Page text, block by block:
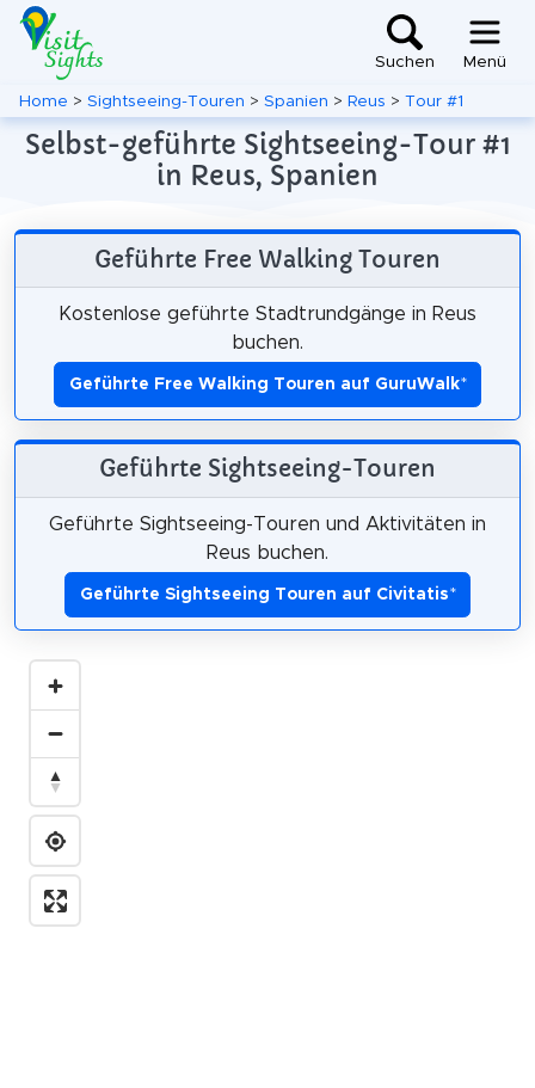
Suchen Menü
Home > Sightseeing-Touren > Spanien > Reus > Tour #1
Selbst-geführte Sightseeing-Tour #1
in Reus, Spanien
Geführte Free Walking Touren
Kostenlose geführte Stadtrundgänge in Reus
buchen.
Geführte Free Walking Touren auf GuruWalk*
Geführte Sightseeing-Touren
Geführte Sightseeing-Touren und Aktivitäten in
Reus buchen.
Geführte Sightseeing Touren auf Civitatis*